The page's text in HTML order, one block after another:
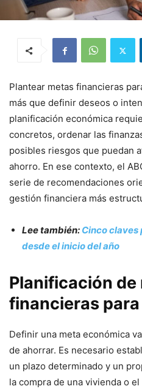
Plantear metas financieras
más que definir deseos o
planificación económica
concretos, ordenar las
posibles riesgos que puedan
ahorro. En ese contexto, el
serie de recomendaciones
gestión financiera más
Lee también: Cinco claves
desde el inicio del año
Planificación de
financieras
Definir una meta económica
de ahorrar. Es necesario
un plazo determinado y un
la compra de una vivienda o